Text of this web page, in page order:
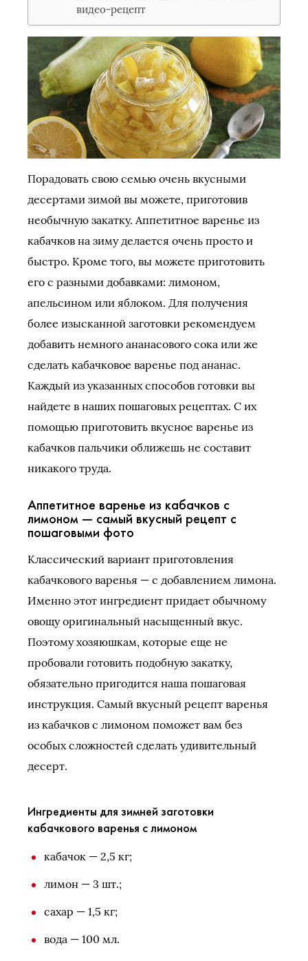
видео-рецепт
Порадовать свою семью очень вкусными
десертами зимой вы можете, приготовив
необычную закатку. Аппетитное варенье из
кабачков на зиму делается очень просто и
быстро. Кроме того, вы можете приготовить
его с разными добавками: лимоном,
апельсином или яблоком. Для получения
более изысканной заготовки рекомендуем
добавить немного ананасового сока или же
сделать кабачковое варенье под ананас.
Каждый из указанных способов готовки вы
найдете в наших пошаговых рецептах. С их
помощью приготовить вкусное варенье из
кабачков пальчики оближешь не составит
никакого труда.
Аппетитное варенье из кабачков с
лимоном — самый вкусный рецепт с
пошаговыми фото
Классический вариант приготовления
кабачкового варенья — с добавлением лимона.
Именно этот ингредиент придает обычному
овощу оригинальный насыщенный вкус.
Поэтому хозяюшкам, которые еще не
пробовали готовить подобную закатку,
обязательно пригодится наша пошаговая
инструкция. Самый вкусный рецепт варенья
из кабачков с лимоном поможет вам без
особых сложностей сделать удивительный
десерт.
Ингредиенты для зимней заготовки
кабачкового варенья с лимоном
кабачок — 2,5 кг;
лимон — 3 шт.;
сахар — 1,5 кг;
вода — 100 мл.